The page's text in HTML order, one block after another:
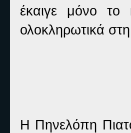
έκαιγε μόνο το
ολοκληρωτικά
Η Πηνελόπη